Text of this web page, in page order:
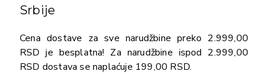
Srbije
Cena dostave za sve narudžbine preko 2.999,00
RSD je besplatna! Za narudžbine ispod 2.999,00
RSD dostava se naplaćuje 199,00 RSD.